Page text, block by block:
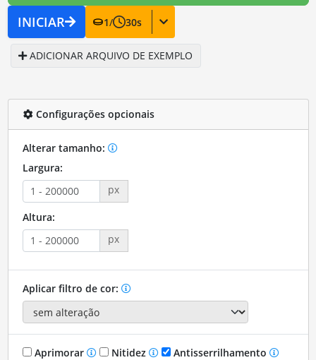
INICIAR 1/ 30s
ADICIONAR ARQUIVO DE EXEMPLO
Configurações opcionais
Alterar tamanho:
Largura:
px
Altura:
px
Aplicar filtro de cor:
Aprimorar Nitidez
Antisserrilhamento